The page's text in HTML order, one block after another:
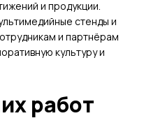
и продукции.
стенды и
и партнёрам
культуру и
работ